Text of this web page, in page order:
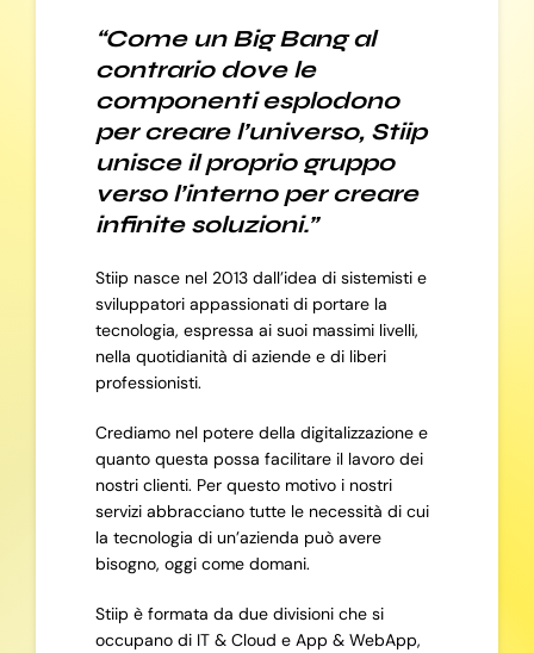
“Come un Big Bang al
contrario dove le
componenti esplodono
per creare l’universo, Stiip
unisce il proprio gruppo
verso l’interno per creare
infinite soluzioni.”
Stiip nasce nel 2013 dall’idea di sistemisti e
sviluppatori appassionati di portare la
tecnologia, espressa ai suoi massimi livelli,
nella quotidianità di aziende e di liberi
professionisti.
Crediamo nel potere della digitalizzazione e
quanto questa possa facilitare il lavoro dei
nostri clienti. Per questo motivo i nostri
servizi abbracciano tutte le necessità di cui
la tecnologia di un’azienda può avere
bisogno, oggi come domani.
Stiip è formata da due divisioni che si
occupano di IT & Cloud e App & WebApp,